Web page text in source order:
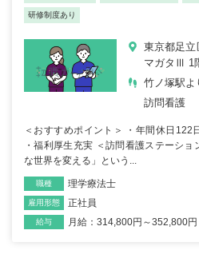
研修制度あり
東京都足立
マガタⅢ 1
竹ノ塚駅よ
訪問看護
＜おすすめポイント＞ ・年間休日122
・福利厚生充実 ＜訪問看護ステーシ
な世界を変える」という...
職種 理学療法士
雇用形態 正社員
給与 月給：314,800円～352,800円